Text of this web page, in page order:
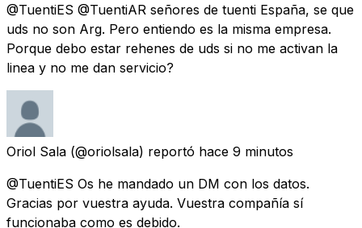
@TuentiES @TuentiAR señores de tuenti España, se que
uds no son Arg. Pero entiendo es la misma empresa.
Porque debo estar rehenes de uds si no me activan la
linea y no me dan servicio?
Oriol Sala (@oriolsala) reportó hace 9 minutos
@TuentiES Os he mandado un DM con los datos.
Gracias por vuestra ayuda. Vuestra compañía sí
funcionaba como es debido.